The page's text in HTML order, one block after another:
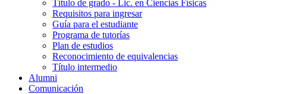
Título de grado - Lic. en Ciencias Físicas
Requisitos para ingresar
Guía para el estudiante
Programa de tutorías
Plan de estudios
Reconocimiento de equivalencias
Título intermedio
Alumni
Comunicación